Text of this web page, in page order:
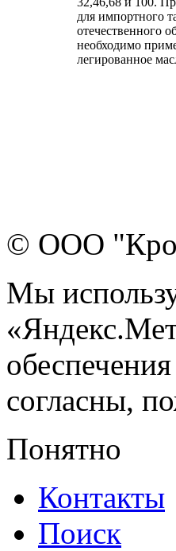
для импортного
отечественного
необходимо
легированное
© ООО
Мы
согласны,
Понятно
Контакты
Поиск